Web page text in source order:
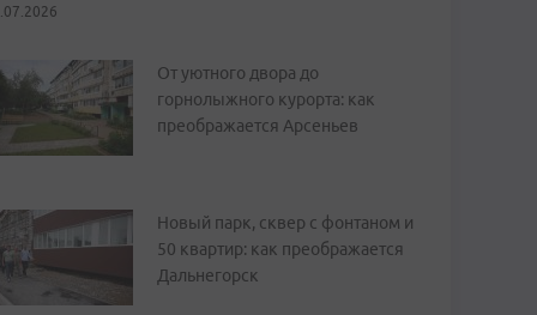
От уютного двора до
горнолыжного курорта: как
преображается Арсеньев
Новый парк, сквер с фонтаном и
50 квартир: как преображается
Дальнегорск